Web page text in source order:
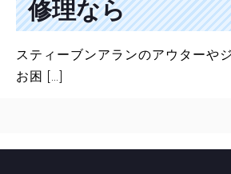
修理なら
スティーブンアランのアウターや
お困 […]